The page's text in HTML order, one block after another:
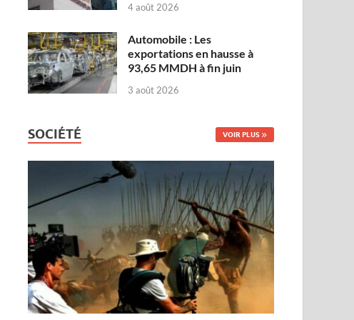
4 août 2026
Automobile : Les
exportations en hausse à
93,65 MMDH à fin juin
3 août 2026
SOCIÉTÉ VOIR PLUS